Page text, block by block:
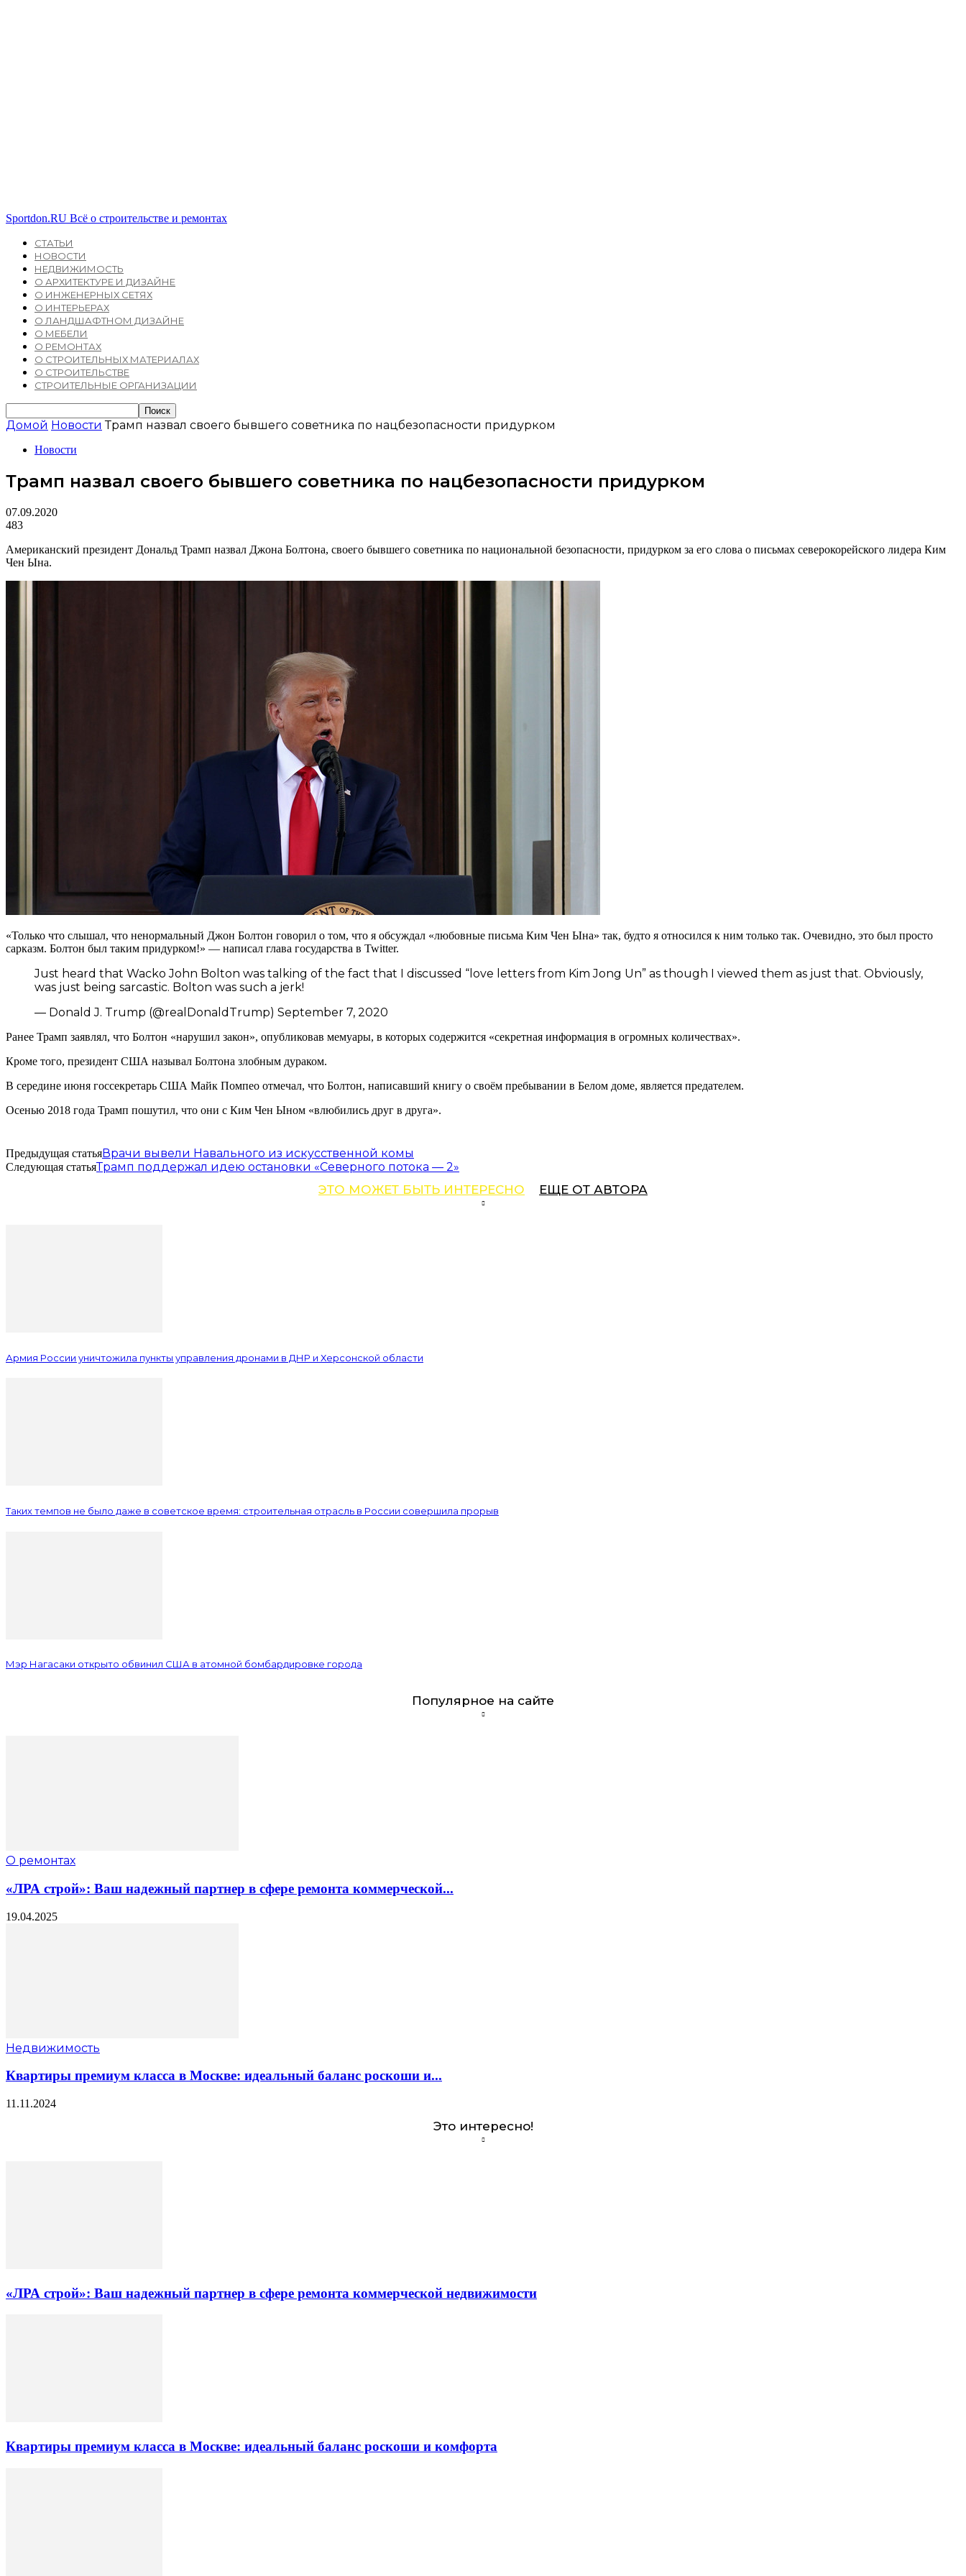
Sportdon.RU Всё о строительстве и ремонтах
СТАТЬИ
НОВОСТИ
НЕДВИЖИМОСТЬ
О АРХИТЕКТУРЕ И ДИЗАЙНЕ
О ИНЖЕНЕРНЫХ СЕТЯХ
О ИНТЕРЬЕРАХ
О ЛАНДШАФТНОМ ДИЗАЙНЕ
О МЕБЕЛИ
О РЕМОНТАХ
О СТРОИТЕЛЬНЫХ МАТЕРИАЛАХ
О СТРОИТЕЛЬСТВЕ
СТРОИТЕЛЬНЫЕ ОРГАНИЗАЦИИ
Домой Новости Трамп назвал своего бывшего советника по нацбезопасности придурком
Новости
Трамп назвал своего бывшего советника по нацбезопасности придурком
07.09.2020
483
Американский президент Дональд Трамп назвал Джона Болтона, своего бывшего советника по национальной безопасности, придурком за его слова о письмах северокорейского лидера Ким
Чен Ына.
«Только что слышал, что ненормальный Джон Болтон говорил о том, что я обсуждал «любовные письма Ким Чен Ына» так, будто я относился к ним только так. Очевидно, это был просто
сарказм. Болтон был таким придурком!» — написал глава государства в Twitter.
Just heard that Wacko John Bolton was talking of the fact that I discussed “love letters from Kim Jong Un” as though I viewed them as just that. Obviously,
was just being sarcastic. Bolton was such a jerk!
— Donald J. Trump (@realDonaldTrump) September 7, 2020
Ранее Трамп заявлял, что Болтон «нарушил закон», опубликовав мемуары, в которых содержится «секретная информация в огромных количествах».
Кроме того, президент США называл Болтона злобным дураком.
В середине июня госсекретарь США Майк Помпео отмечал, что Болтон, написавший книгу о своём пребывании в Белом доме, является предателем.
Осенью 2018 года Трамп пошутил, что они с Ким Чен Ыном «влюбились друг в друга».
Предыдущая статьяВрачи вывели Навального из искусственной комы
Следующая статьяТрамп поддержал идею остановки «Северного потока — 2»
ЭТО МОЖЕТ БЫТЬ ИНТЕРЕСНО ЕЩЕ ОТ АВТОРА
Армия России уничтожила пункты управления дронами в ДНР и Херсонской области
Таких темпов не было даже в советское время: строительная отрасль в России совершила прорыв
Мэр Нагасаки открыто обвинил США в атомной бомбардировке города
Популярное на сайте
О ремонтах
«ЛРА строй»: Ваш надежный партнер в сфере ремонта коммерческой...
19.04.2025
Недвижимость
Квартиры премиум класса в Москве: идеальный баланс роскоши и...
11.11.2024
Это интересно!
«ЛРА строй»: Ваш надежный партнер в сфере ремонта коммерческой недвижимости
Квартиры премиум класса в Москве: идеальный баланс роскоши и комфорта